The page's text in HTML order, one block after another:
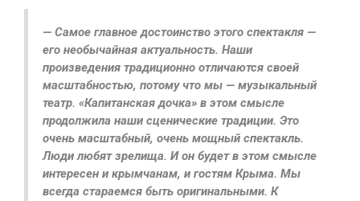
— Самое главное достоинство этого спектакля —
его необычайная актуальность. Наши
произведения традиционно отличаются своей
масштабностью, потому что мы — музыкальный
театр. «Капитанская дочка» в этом смысле
продолжила наши сценические традиции. Это
очень масштабный, очень мощный спектакль.
Люди любят зрелища. И он будет в этом смысле
интересен и крымчанам, и гостям Крыма. Мы
всегда стараемся быть оригинальными. К